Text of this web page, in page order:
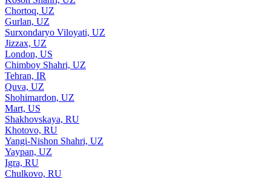
Chortoq, UZ
Gurlan, UZ
Surxondaryo Viloyati, UZ
Jizzax, UZ
London, US
Chimboy Shahri, UZ
Tehran, IR
Quva, UZ
Shohimardon, UZ
Mart, US
Shakhovskaya, RU
Khotovo, RU
Yangi-Nishon Shahri, UZ
Yaypan, UZ
Igra, RU
Chulkovo, RU